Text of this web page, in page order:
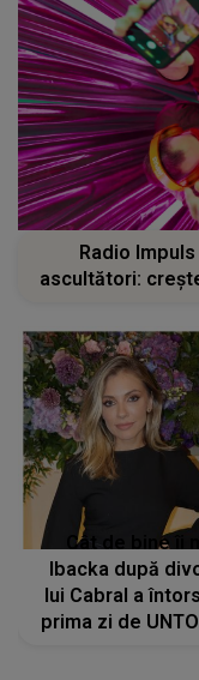
Radio
ascultători:
Cât de bine îi
Ibacka după
lui Cabral a
prima zi de